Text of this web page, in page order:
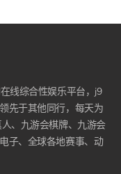
线综合性娱乐平台，j9
先于其他同行，每天为
、九游会棋牌、九游会
子、全球各地赛事、动